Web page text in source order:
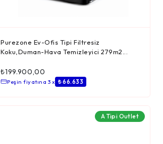
Purezone Ev-Ofis Tipi Filtresiz
Koku,Duman-Hava Temizleyici 279m2...
₺199.900,00
Peşin fiyatına 3 x ₺ 66.633
A Tipi Outlet